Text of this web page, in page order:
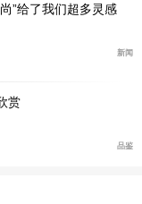
”给了我们超多灵感
新闻
赏
品鉴